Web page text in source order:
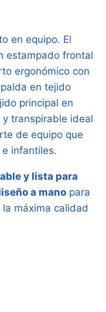
en equipo. El
estampado frontal
ergonómico con
en tejido
principal en
y transpirable ideal
de equipo que
infantiles.
y lista para
a mano para
máxima calidad